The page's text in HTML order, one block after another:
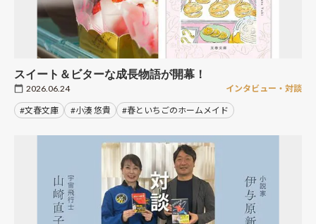
スイート＆ビターな成長物語が開幕！
2026.06.24 インタビュー・対談
#文春文庫 #小湊 悠貴 #春といちごのホームメイド